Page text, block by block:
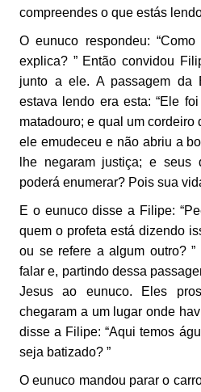
compreendes o que estás
O eunuco respondeu:
explica? ” Então convidou
junto a ele. A passagem da
estava lendo era esta: “Ele
matadouro; e qual um cordeiro
ele emudeceu e não abriu a
lhe negaram justiça; e seus
poderá enumerar? Pois sua
E o eunuco disse a Filipe:
quem o profeta está dizendo
ou se refere a algum outro?
falar e, partindo dessa
Jesus ao eunuco. Eles
chegaram a um lugar onde
disse a Filipe: “Aqui temos
seja batizado? ”
O eunuco mandou parar o